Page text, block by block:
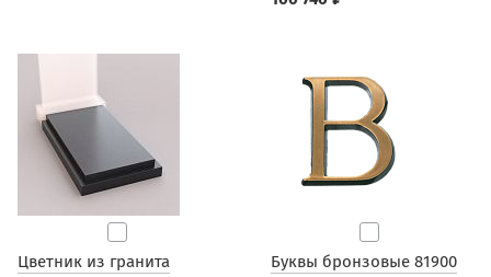
Цветник из гранита
Буквы бронзовые 81900